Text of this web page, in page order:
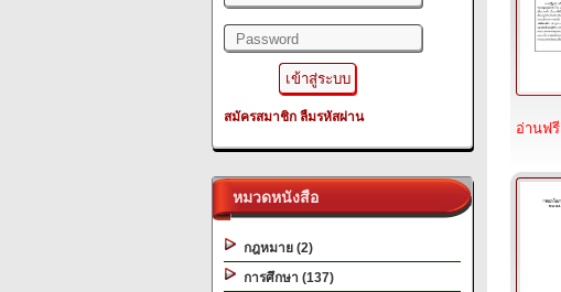
สมัครสมาชิก ลืมรหัสผ่าน
หมวดหนังสือ
กฎหมาย (2)
การศึกษา (137)
อ่านฟรี